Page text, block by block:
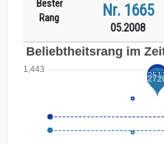
Bester
Rang
Nr. 1665
05.2008